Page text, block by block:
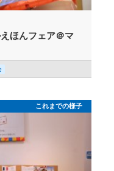
ほんフェア＠マ
これまでの様子